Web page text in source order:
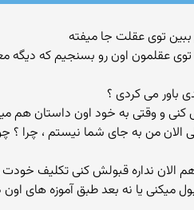
عقلمون اون رو بسنجیم كه دیگه
باور می كردی ؟
من به جای شما نیستم ، چرا ؟
الان نداره قبولش كنی تكلیف
میكنی یا نه بعد طبق آموزه های